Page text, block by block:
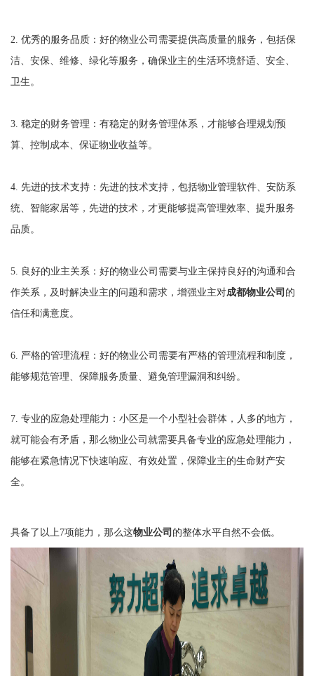
2. 优秀的服务品质：好的物业公司需要提供高质量的服务，包括保
洁、安保、维修、绿化等服务，确保业主的生活环境舒适、安全、
卫生。
3. 稳定的财务管理：有稳定的财务管理体系，才能够合理规划预
算、控制成本、保证物业收益等。
4. 先进的技术支持：先进的技术支持，包括物业管理软件、安防系
统、智能家居等，先进的技术，才更能够提高管理效率、提升服务
品质。
5. 良好的业主关系：好的物业公司需要与业主保持良好的沟通和合
作关系，及时解决业主的问题和需求，增强业主对成都物业公司 的
信任和满意度。
6. 严格的管理流程：好的物业公司需要有严格的管理流程和制度，
能够规范管理、保障服务质量、避免管理漏洞和纠纷。
7. 专业的应急处理能力：小区是一个小型社会群体，人多的地方，
就可能会有矛盾，那么物业公司就需要具备专业的应急处理能力，
能够在紧急情况下快速响应、有效处置，保障业主的生命财产安
全。
具备了以上7项能力，那么这物业公司 的整体水平自然不会低。